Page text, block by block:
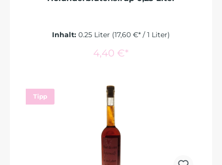
Inhalt: 0.25 Liter (17,60 €* / 1 Liter)
4,40 €*
In den Warenkorb
Tipp